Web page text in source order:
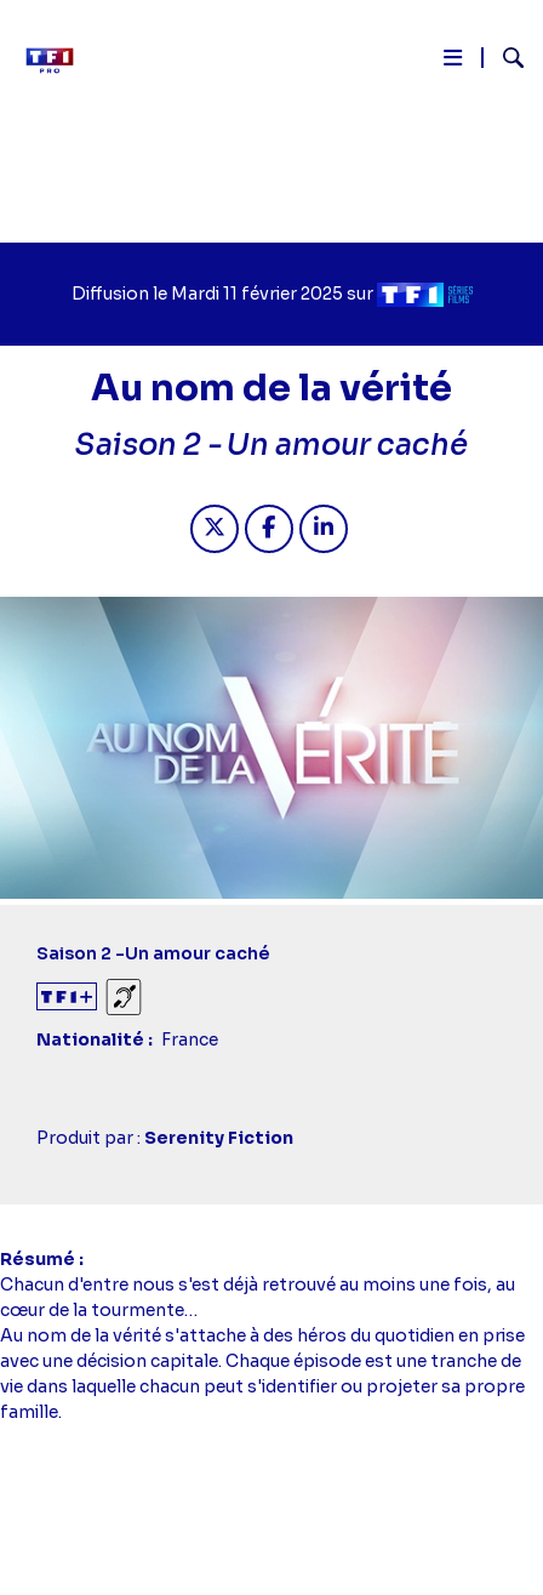
Diffusion le Jour
diffusion
Mardi 11 février 2025 sur Chaîne
diffusion
Au nom de la vérité
Saison 2 -Un amour caché
Partager "2025-02-11 08:10 - Au
Partager "2025-02-11 08:10
Saison 2 -Un amour caché
Sourds et malentendants
Nationalité
France
Casting
Produit par : Serenity Fiction
Résumé
Chacun d'entre nous s'est déjà retrouvé au moins une fois, au
cœur de la tourmente…
Au nom de la vérité s'attache à des héros du quotidien en prise
avec une décision capitale. Chaque épisode est une tranche de
vie dans laquelle chacun peut s'identifier ou projeter sa propre
famille.